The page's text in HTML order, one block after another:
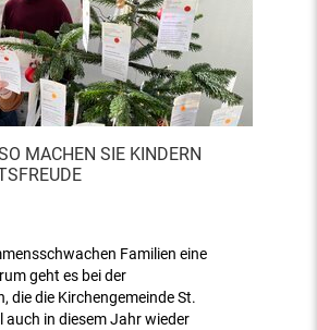
MACHEN SIE KINDERN
Familien eine
geht es bei der
die die Kirchengemeinde St.
auch in diesem Jahr wieder